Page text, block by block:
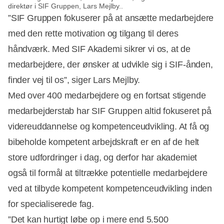
direktør i SIF Gruppen, Lars Mejlby..
”SIF Gruppen fokuserer på at ansætte medarbejdere
med den rette motivation og tilgang til deres
håndværk. Med SIF Akademi sikrer vi os, at de
medarbejdere, der ønsker at udvikle sig i SIF-ånden,
finder vej til os”, siger Lars Mejlby.
Med over 400 medarbejdere og en fortsat stigende
medarbejderstab har SIF Gruppen altid fokuseret på
videreuddannelse og kompetenceudvikling. At få og
bibeholde kompetent arbejdskraft er en af de helt
store udfordringer i dag, og derfor har akademiet
også til formål at tiltrække potentielle medarbejdere
ved at tilbyde kompetent kompetenceudvikling inden
for specialiserede fag.
”Det kan hurtigt løbe op i mere end 5.500